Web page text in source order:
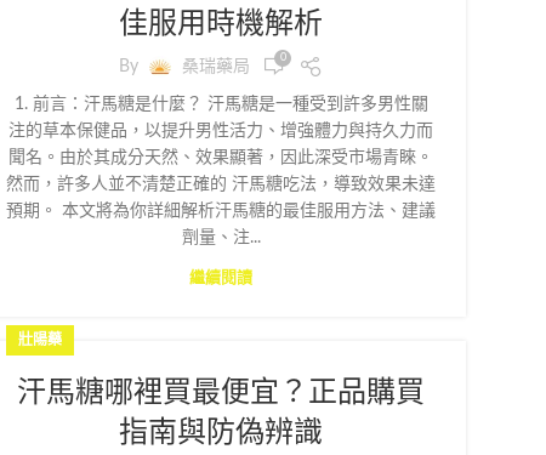
佳服用時機解析
By 桑瑞藥局 0
1. 前言：汗馬糖是什麼？ 汗馬糖是一種受到許多男性關
注的草本保健品，以提升男性活力、增強體力與持久力而
聞名。由於其成分天然、效果顯著，因此深受市場青睞。
然而，許多人並不清楚正確的 汗馬糖吃法，導致效果未達
預期。 本文將為你詳細解析汗馬糖的最佳服用方法、建議
劑量、注...
繼續閱讀
壯陽藥
汗馬糖哪裡買最便宜？正品購買
指南與防偽辨識